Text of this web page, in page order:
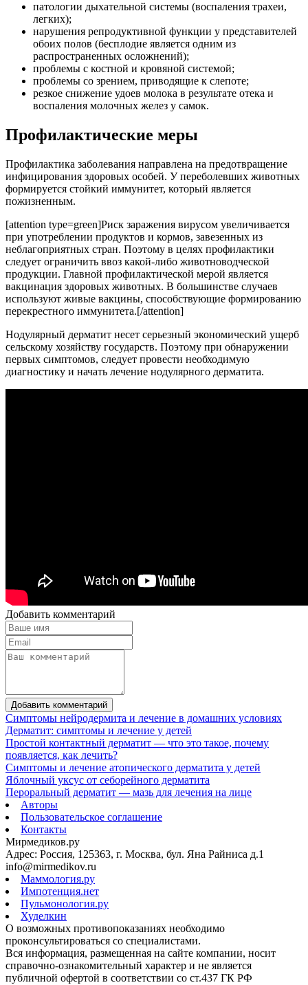
патологии дыхательной системы (воспаления трахеи,
легких);
нарушения репродуктивной функции у представителей
обоих полов (бесплодие является одним из
распространенных осложнений);
проблемы с костной и кровяной системой;
проблемы со зрением, приводящие к слепоте;
резкое снижение удоев молока в результате отека и
воспаления молочных желез у самок.
Профилактические меры
Профилактика заболевания направлена на предотвращение
инфицирования здоровых особей. У переболевших животных
формируется стойкий иммунитет, который является
пожизненным.
[attention type=green]Риск заражения вирусом увеличивается
при употреблении продуктов и кормов, завезенных из
неблагоприятных стран. Поэтому в целях профилактики
следует ограничить ввоз какой-либо животноводческой
продукции. Главной профилактической мерой является
вакцинация здоровых животных. В большинстве случаев
используют живые вакцины, способствующие формированию
перекрестного иммунитета.[/attention]
Нодулярный дерматит несет серьезный экономический ущерб
сельскому хозяйству государств. Поэтому при обнаружении
первых симптомов, следует провести необходимую
диагностику и начать лечение нодулярного дерматита.
Добавить комментарий
Добавить комментарий
Симптомы нейродермита и лечение в домашних условиях
Дерматит: симптомы и лечение у детей
Простой контактный дерматит — что это такое, почему
появляется, как лечить?
Симптомы и лечение атопического дерматита у детей
Яблочный уксус от себорейного дерматита
Пероральный дерматит — мазь для лечения на лице
Авторы
Пользовательское соглашение
Контакты
Мирмедиков.ру
Адрес: Россия, 125363, г. Москва, бул. Яна Райниса д.1
info@mirmedikov.ru
Маммология.ру
Импотенция.нет
Пульмонология.ру
Худелкин
О возможных противопоказаниях необходимо
проконсультироваться со специалистами.
Вся информация, размещенная на сайте компании, носит
справочно-ознакомительный характер и не является
публичной офертой в соответствии со ст.437 ГК РФ